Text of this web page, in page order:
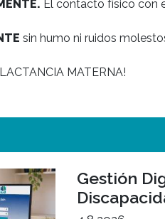
A AL MADRE en su tarea de
TAREAS DE LA CASA para
El contacto físico con